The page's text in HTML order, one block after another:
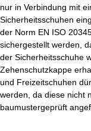
nur in Verbindung mit
Sicherheitsschuhen
der Norm EN ISO
sichergestellt werden,
der Sicherheitsschuhe
Zehenschutzkappe
und Freizeitschuhen
werden, da diese nicht
baumustergeprüft